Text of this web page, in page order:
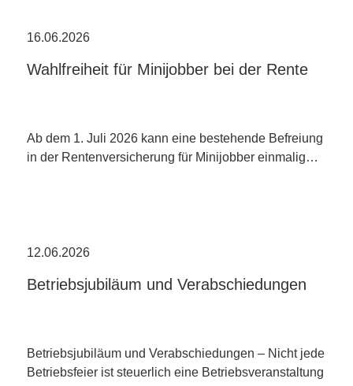
16.06.2026
Wahlfreiheit für Minijobber bei der Rente
Ab dem 1. Juli 2026 kann eine bestehende Befreiung
in der Rentenversicherung für Minijobber einmalig…
12.06.2026
Betriebsjubiläum und Verabschiedungen
Betriebsjubiläum und Verabschiedungen – Nicht jede
Betriebsfeier ist steuerlich eine Betriebsveranstaltung